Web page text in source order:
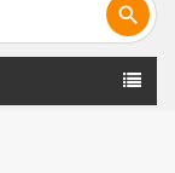
search